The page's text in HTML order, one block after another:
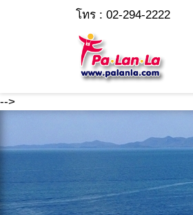
-->
โทร : 02-294-2222